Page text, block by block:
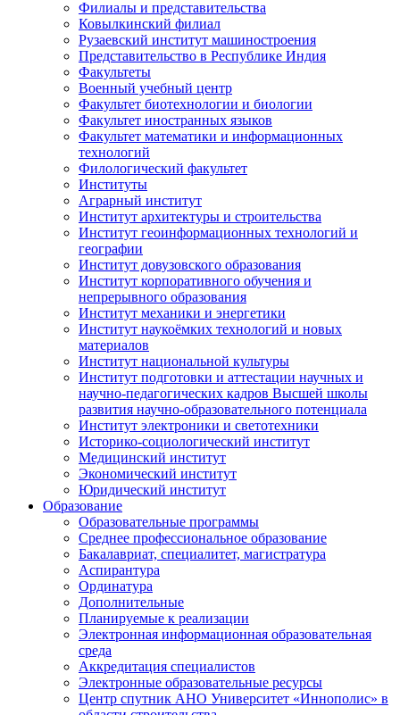
Филиалы и представительства
Ковылкинский филиал
Рузаевский институт машиностроения
Представительство в Республике Индия
Факультеты
Военный учебный центр
Факультет биотехнологии и биологии
Факультет иностранных языков
Факультет математики и информационных
технологий
Филологический факультет
Институты
Аграрный институт
Институт архитектуры и строительства
Институт геоинформационных технологий и
географии
Институт довузовского образования
Институт корпоративного обучения и
непрерывного образования
Институт механики и энергетики
Институт наукоёмких технологий и новых
материалов
Институт национальной культуры
Институт подготовки и аттестации научных и
научно-педагогических кадров Высшей школы
развития научно-образовательного потенциала
Институт электроники и светотехники
Историко-социологический институт
Медицинский институт
Экономический институт
Юридический институт
Образование
Образовательные программы
Среднее профессиональное образование
Бакалавриат, специалитет, магистратура
Аспирантура
Ординатура
Дополнительные
Планируемые к реализации
Электронная информационная образовательная
среда
Аккредитация специалистов
Электронные образовательные ресурсы
Центр спутник АНО Университет «Иннополис» в